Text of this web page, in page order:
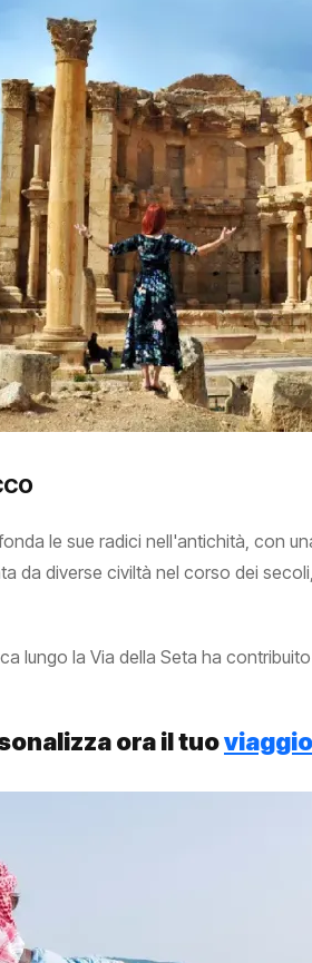
le sue radici nell'antichità, con
da diverse civiltà nel corso dei
lungo la Via della Seta ha
ora il tuo